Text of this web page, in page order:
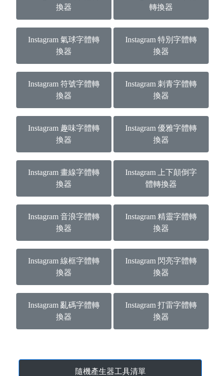
換器
轉換器
Instagram 氣球字體轉
換器
Instagram 特別字體轉
換器
Instagram 符號字體轉
換器
Instagram 刺青字體轉
換器
Instagram 趣味字體轉
換器
Instagram 優雅字體轉
換器
Instagram 畫線字體轉
換器
Instagram 上下顛倒字
體轉換器
Instagram 音浪字體轉
換器
Instagram 精靈字體轉
換器
Instagram 線框字體轉
換器
Instagram 閃亮字體轉
換器
Instagram 亂碼字體轉
換器
Instagram 打雷字體轉
換器
隨機產生器工具清單